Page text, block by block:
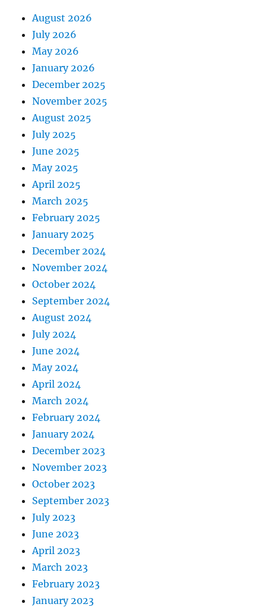
August 2026
July 2026
May 2026
January 2026
December 2025
November 2025
August 2025
July 2025
June 2025
May 2025
April 2025
March 2025
February 2025
January 2025
December 2024
November 2024
October 2024
September 2024
August 2024
July 2024
June 2024
May 2024
April 2024
March 2024
February 2024
January 2024
December 2023
November 2023
October 2023
September 2023
July 2023
June 2023
April 2023
March 2023
February 2023
January 2023